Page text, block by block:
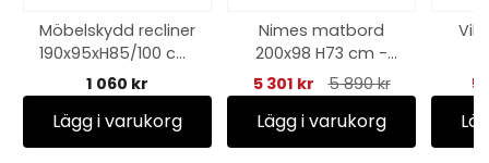
Möbelskydd recliner
190x95xH85/100 cm,
vattentätt - svart
1 060 kr
Lägg i varukorg
Nimes matbord
200x98 H73 cm -
antracit
5 301 kr 5 890 kr
Lägg i varukorg